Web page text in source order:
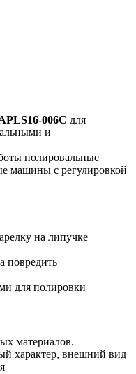
006C для
и
полировальные
машины с регулировкой
на липучке
повредить
для полировки
материалов.
характер, внешний вид